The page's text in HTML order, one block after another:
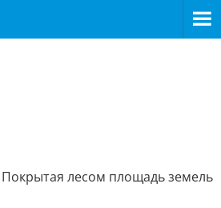
Покрытая лесом площадь земель